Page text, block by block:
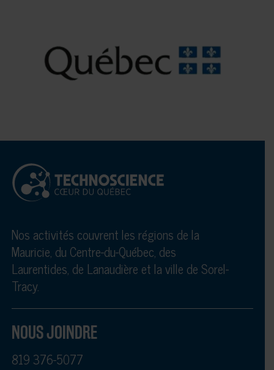
Nos activités couvrent les régions de la
Mauricie, du Centre-du-Québec, des
Laurentides, de Lanaudière et la ville de Sorel-
Tracy.
NOUS JOINDRE
819 376-5077